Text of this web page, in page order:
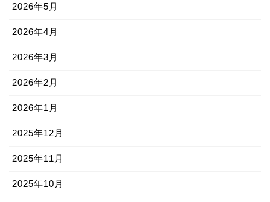
2026年5月
2026年4月
2026年3月
2026年2月
2026年1月
2025年12月
2025年11月
2025年10月